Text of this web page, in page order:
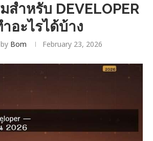
สำหรับ DEVELOPER
อะไรได้บ้าง
Bom February 23, 2026